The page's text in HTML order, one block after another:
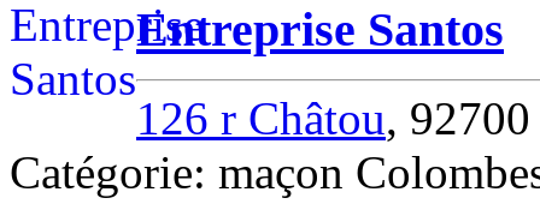
Entreprise Santos
126 r Châtou,
Catégorie: maçon